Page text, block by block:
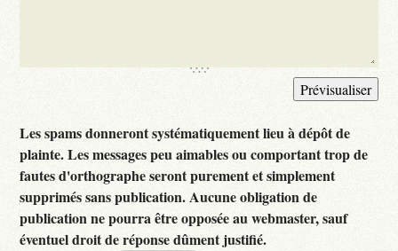
Les spams donneront systématiquement lieu à dépôt de
plainte. Les messages peu aimables ou comportant trop de
fautes d'orthographe seront purement et simplement
supprimés sans publication. Aucune obligation de
publication ne pourra être opposée au webmaster, sauf
éventuel droit de réponse dûment justifié.